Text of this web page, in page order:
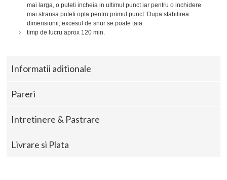
mai larga, o puteti incheia in ultimul punct iar pentru o inchidere
mai stransa puteti opta pentru primul punct. Dupa stabilirea
dimensiunii, excesul de snur se poate taia.
timp de lucru aprox 120 min.
Informatii aditionale
Pareri
Intretinere & Pastrare
Livrare si Plata